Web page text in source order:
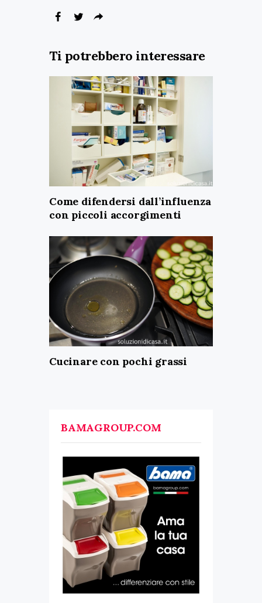
Ti potrebbero interessare
Come difendersi dall’influenza
con piccoli accorgimenti
Cucinare con pochi grassi
BAMAGROUP.COM